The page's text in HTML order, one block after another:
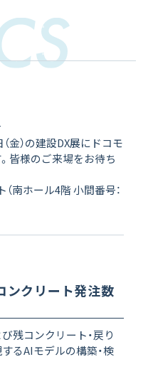
金）の建設DX展にドコモ
皆様のご来場をお待ち
南ホール4階 小間番号：
ンクリート発注数
残コンクリート・戻り
るAIモデルの構築・検